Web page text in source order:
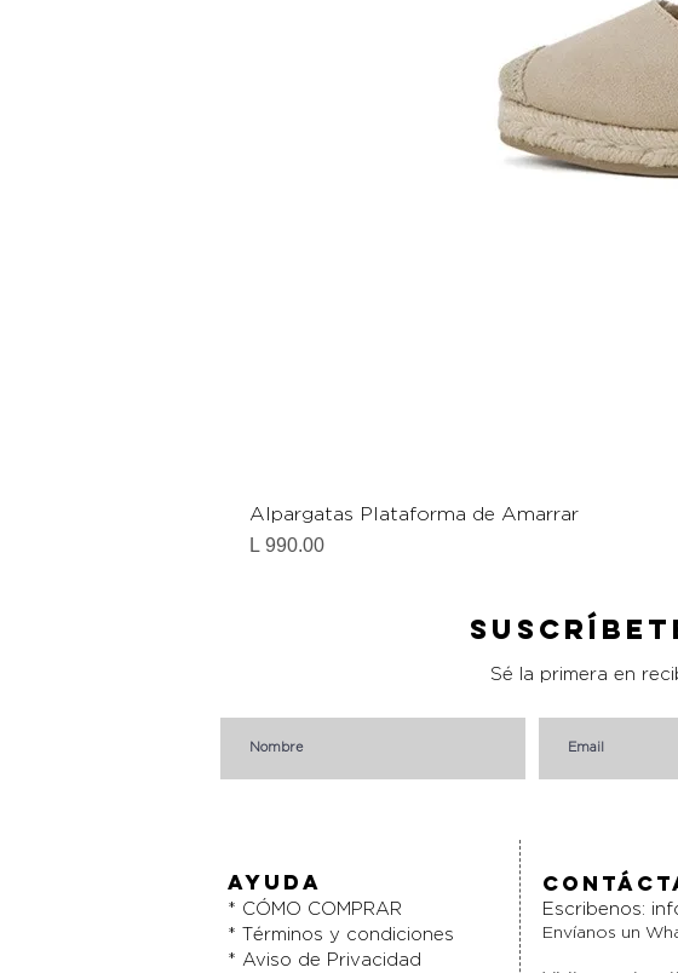
Alpargatas Plataforma de Amarrar
Precio
L 990.00
Sé la primera en
AYUDA
* CÓMO COMPRAR
* Términos y condiciones
* Aviso de Privacidad
Escribenos:
Envíanos un